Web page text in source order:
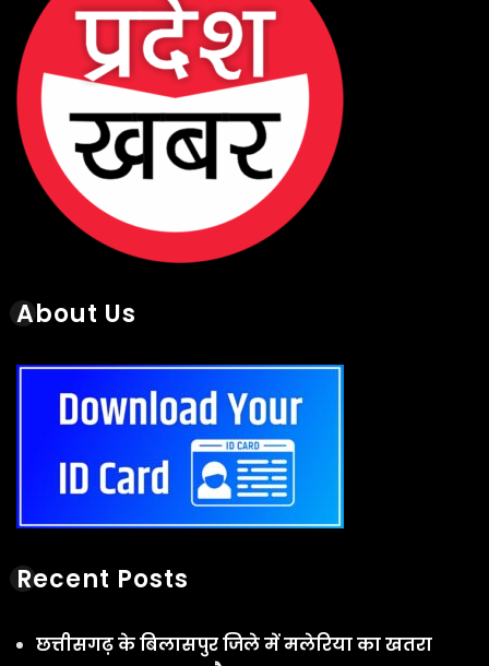
About Us
Recent Posts
छत्तीसगढ़ के बिलासपुर जिले में मलेरिया का खतरा